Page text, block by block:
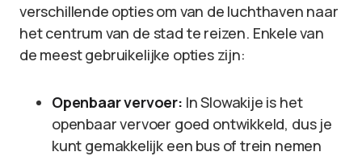
verschillende opties om van de luchthaven naar
het centrum van de stad te reizen. Enkele van
de meest gebruikelijke opties zijn:
Openbaar vervoer: In Slowakije is het
openbaar vervoer goed ontwikkeld, dus je
kunt gemakkelijk een bus of trein nemen